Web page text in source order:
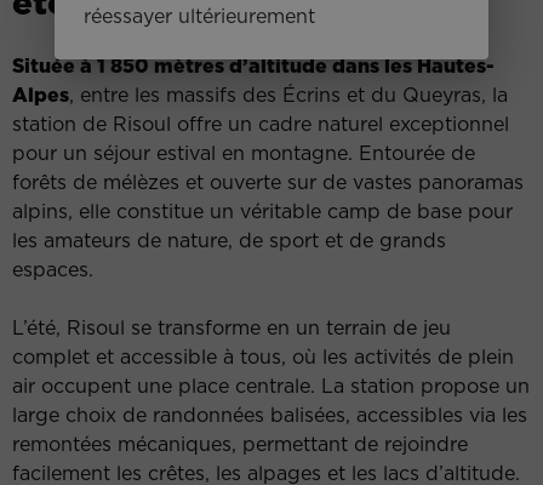
Située à 1 850 mètres d’altitude dans les Hautes-
Alpes, entre les massifs des Écrins et du Queyras, la
station de Risoul offre un cadre naturel exceptionnel
pour un séjour estival en montagne. Entourée de
forêts de mélèzes et ouverte sur de vastes panoramas
alpins, elle constitue un véritable camp de base pour
les amateurs de nature, de sport et de grands
espaces.
L’été, Risoul se transforme en un terrain de jeu
complet et accessible à tous, où les activités de plein
air occupent une place centrale. La station propose un
large choix de randonnées balisées, accessibles via les
remontées mécaniques, permettant de rejoindre
facilement les crêtes, les alpages et les lacs d’altitude.
réessayer ultérieurement